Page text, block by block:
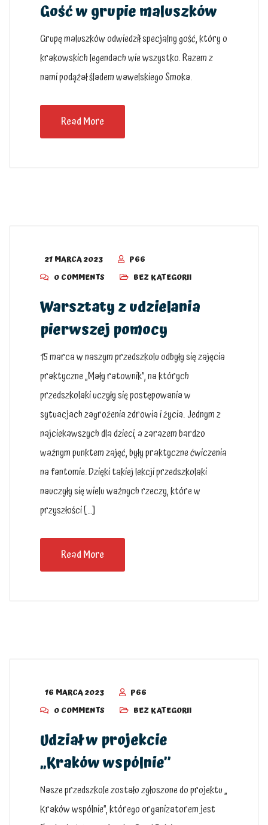
Gość w grupie maluszków
Grupę maluszków odwiedził specjalny gość, który o
krakowskich legendach wie wszystko. Razem z
nami podążał śladem wawelskiego Smoka.
Read More
21 MARCA 2023
P66
0 COMMENTS
BEZ KATEGORII
Warsztaty z udzielania
pierwszej pomocy
15 marca w naszym przedszkolu odbyły się zajęcia
praktyczne „Mały ratownik”, na których
przedszkolaki uczyły się postępowania w
sytuacjach zagrożenia zdrowia i życia. Jednym z
najciekawszych dla dzieci, a zarazem bardzo
ważnym punktem zajęć, były praktyczne ćwiczenia
na fantomie. Dzięki takiej lekcji przedszkolaki
nauczyły się wielu ważnych rzeczy, które w
przyszłości […]
Read More
16 MARCA 2023
P66
0 COMMENTS
BEZ KATEGORII
Udział w projekcie
„Kraków wspólnie”
Nasze przedszkole zostało zgłoszone do projektu „
Kraków wspólnie”, którego organizatorem jest